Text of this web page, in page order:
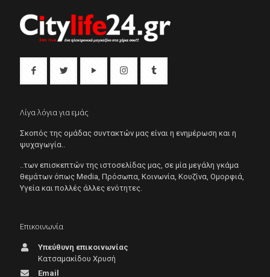
Λίγα λόγια για εμάς
Σκοπός της ομάδας συντακτών μας είναι η ενημέρωση και η
ψυχαγωγία..
..των επισκεπτών της ιστοσελίδας μας, σε μία μεγάλη γκάμα
θεμάτων όπως Μedia, Πρόσωπα, Κοινωνία, Κουζίνα, Ομορφιά,
Υγεία και πολλές άλλες ενότητες.
Επικοινωνία
Υπεύθυνη επικοινωνίας
Κατσαμακίδου Χρυσή
Email